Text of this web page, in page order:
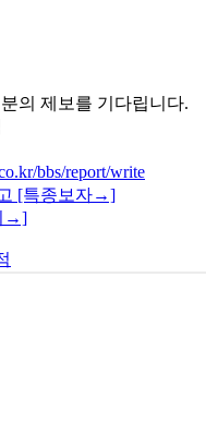
의 제보를 기다립니다.
bbs/report/write
[특종보자→]
→]